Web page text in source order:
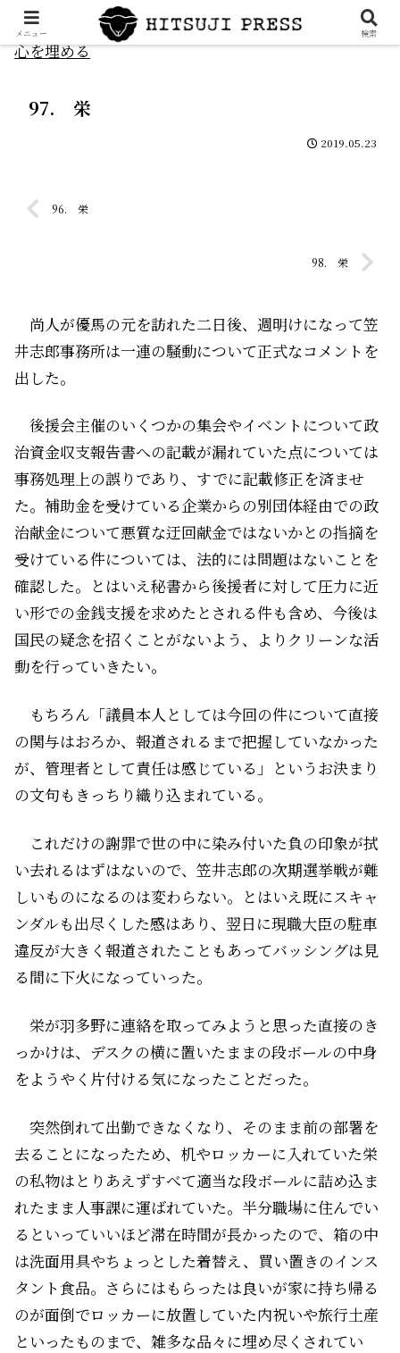
心を埋める
97. 栄
2019.05.23
96. 栄
98. 栄
尚人が優馬の元を訪れた二日後、週明けになって笠
井志郎事務所は一連の騒動について正式なコメントを
出した。
後援会主催のいくつかの集会やイベントについて政
治資金収支報告書への記載が漏れていた点については
事務処理上の誤りであり、すでに記載修正を済ませ
た。補助金を受けている企業からの別団体経由での政
治献金について悪質な迂回献金ではないかとの指摘を
受けている件については、法的には問題はないことを
確認した。とはいえ秘書から後援者に対して圧力に近
い形での金銭支援を求めたとされる件も含め、今後は
国民の疑念を招くことがないよう、よりクリーンな活
動を行っていきたい――。
もちろん「議員本人としては今回の件について直接
の関与はおろか、報道されるまで把握していなかった
が、管理者として責任は感じている」というお決まり
の文句もきっちり織り込まれている。
これだけの謝罪で世の中に染み付いた負の印象が拭
い去れるはずはないので、笠井志郎の次期選挙戦が難
しいものになるのは変わらない。とはいえ既にスキャ
ンダルも出尽くした感はあり、翌日に現職大臣の駐車
違反が大きく報道されたこともあってバッシングは見
る間に下火になっていった。
栄が羽多野に連絡を取ってみようと思った直接のき
っかけは、デスクの横に置いたままの段ボールの中身
をようやく片付ける気になったことだった。
突然倒れて出勤できなくなり、そのまま前の部署を
去ることになったため、机やロッカーに入れていた栄
の私物はとりあえずすべて適当な段ボールに詰め込ま
れたまま人事課に運ばれていた。半分職場に住んでい
るといっていいほど滞在時間が長かったので、箱の中
は洗面用具やちょっとした着替え、買い置きのインス
タント食品。さらにはもらったは良いが家に持ち帰る
のが面倒でロッカーに放置していた内祝いや旅行土産
といったものまで、雑多な品々に埋め尽くされてい
メニュー 検索